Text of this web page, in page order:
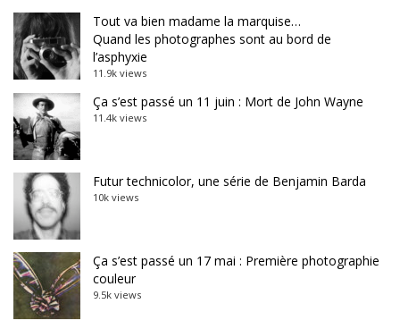
Tout va bien madame la marquise…
Quand les photographes sont au bord de
l’asphyxie
11.9k views
Ça s’est passé un 11 juin : Mort de John Wayne
11.4k views
Futur technicolor, une série de Benjamin Barda
10k views
Ça s’est passé un 17 mai : Première photographie
couleur
9.5k views